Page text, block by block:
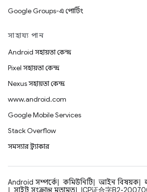
Google Groups-এ পোর্টিং
সাহায্য পান
Android সহায়তা কেন্দ্র
Pixel সহায়তা কেন্দ্র
Nexus সহায়তা কেন্দ্র
www.android.com
Google Mobile Services
Stack Overflow
সমস্যার ট্র্যাকার
Android সম্পর্কে কমিউনিটি আইন বিষয়ক
সাইট সংক্রান্ত মতামত
ICP证合字B2-